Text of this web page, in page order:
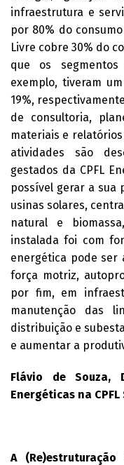
infraestrutura e
por 80% do
Livre cobre 30% do
que os
exemplo, tiveram
19%,
de consultoria,
materiais e
atividades são
gestados da CPFL
possível gerar a sua
usinas solares,
natural e
instalada foi com
energética pode ser
força motriz,
por fim, em
manutenção das
distribuição e
e aumentar a
Flávio de Souza,
Energéticas na CPFL
A